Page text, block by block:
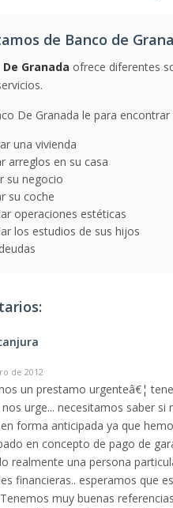
de Banco de
De Granada ofrece diferentes
De Granada le para
una vivienda
arreglos en su casa
su negocio
su coche
operaciones estéticas
los estudios de sus hijos
de 2012
un prestamo urgenteâ€¦
urge... necesitamos saber
forma anticipada ya que
en concepto de pago de
realmente una persona
financieras.. esperamos que
muy buenas